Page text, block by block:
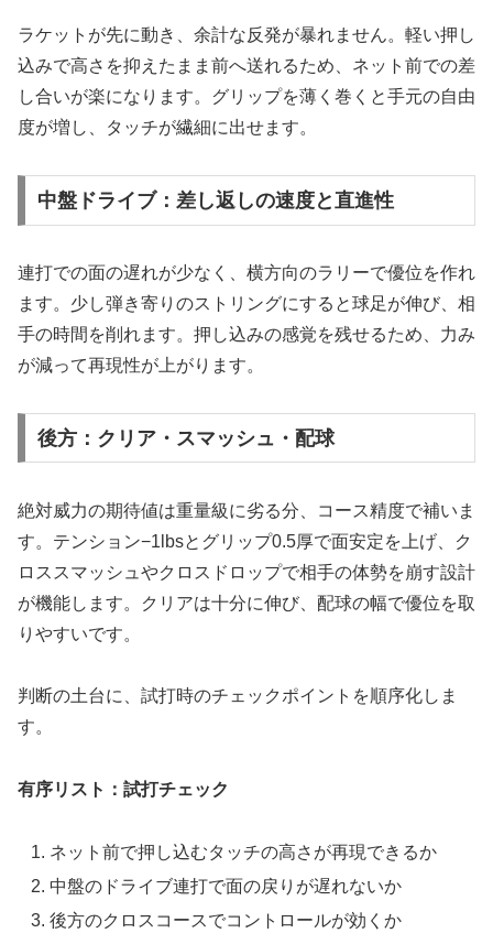
ラケットが先に動き、余計な反発が暴れません。軽い押し
込みで高さを抑えたまま前へ送れるため、ネット前での差
し合いが楽になります。グリップを薄く巻くと手元の自由
度が増し、タッチが繊細に出せます。
中盤ドライブ：差し返しの速度と直進性
連打での面の遅れが少なく、横方向のラリーで優位を作れ
ます。少し弾き寄りのストリングにすると球足が伸び、相
手の時間を削れます。押し込みの感覚を残せるため、力み
が減って再現性が上がります。
後方：クリア・スマッシュ・配球
絶対威力の期待値は重量級に劣る分、コース精度で補いま
す。テンション−1lbsとグリップ0.5厚で面安定を上げ、ク
ロススマッシュやクロスドロップで相手の体勢を崩す設計
が機能します。クリアは十分に伸び、配球の幅で優位を取
りやすいです。
判断の土台に、試打時のチェックポイントを順序化しま
す。
有序リスト：試打チェック
ネット前で押し込むタッチの高さが再現できるか
中盤のドライブ連打で面の戻りが遅れないか
後方のクロスコースでコントロールが効くか